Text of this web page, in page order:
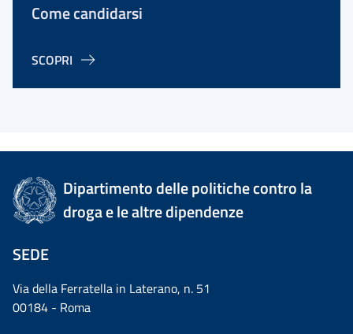
Come candidarsi
SCOPRI
Dipartimento delle politiche contro la
droga e le altre dipendenze
SEDE
Via della Ferratella in Laterano, n. 51
00184 - Roma